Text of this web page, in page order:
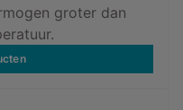
groter dan